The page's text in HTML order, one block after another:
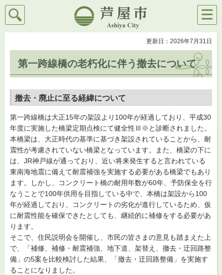
芦屋市
検索
メニ
ュー
更新日：2026年7月31日
第一跨線橋の老朽化に伴う撤去について
撤去・廃止に至る経緯について
第一跨線橋は大正15年の架設より100年が経過しており、平成30
年度に実施した橋梁定期点検にて健全性Ⅲ※と診断されました。
本橋梁は、大正時代の基準に基づき架設されていることから、耐
震性が考慮されていない橋梁となっています。また、橋梁の下に
は、JR神戸線が通っており、近い将来発生すると言われている
東南海地震に備えて耐震補強を実施する必要がある橋梁でもあり
ます。しかし、コンクリート橋の耐用年数が60年、予防保全を行
なうことで100年供用を目指している中で、本橋は架設から100
年が経過しており、コンクリートの劣化が進行しているため、仮
に耐震性能を確保できたとしても、継続的に補修をする必要があ
ります。
そこで、住民説明会を開催し、市民の皆さまの意見も踏まえた上
で、「補修、補修・耐震補強、地下道、架替え、撤去・迂回路整
備」の5案を比較検討した結果、「撤去・迂回路整備」を実施す
ることになりました。